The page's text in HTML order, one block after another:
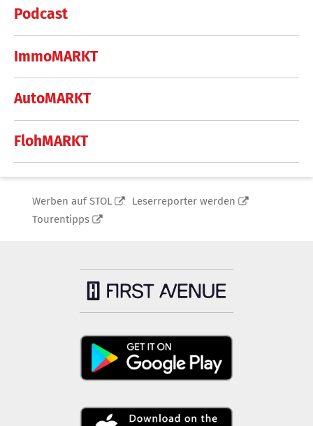
Podcast
ImmoMARKT
AutoMARKT
FlohMARKT
Werben auf STOL
Leserreporter werden
Tourentipps